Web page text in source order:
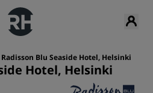
Radisson Blu Seaside Hotel, Helsinki
Hotel, Helsinki